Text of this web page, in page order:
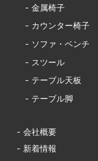
- 金属椅子
- カウンター椅子
- ソファ・ベンチ
- スツール
- テーブル天板
- テーブル脚
- 会社概要
- 新着情報